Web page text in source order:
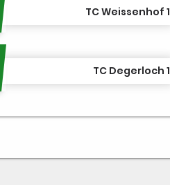
TC Weissenhof 1
TC Degerloch 1